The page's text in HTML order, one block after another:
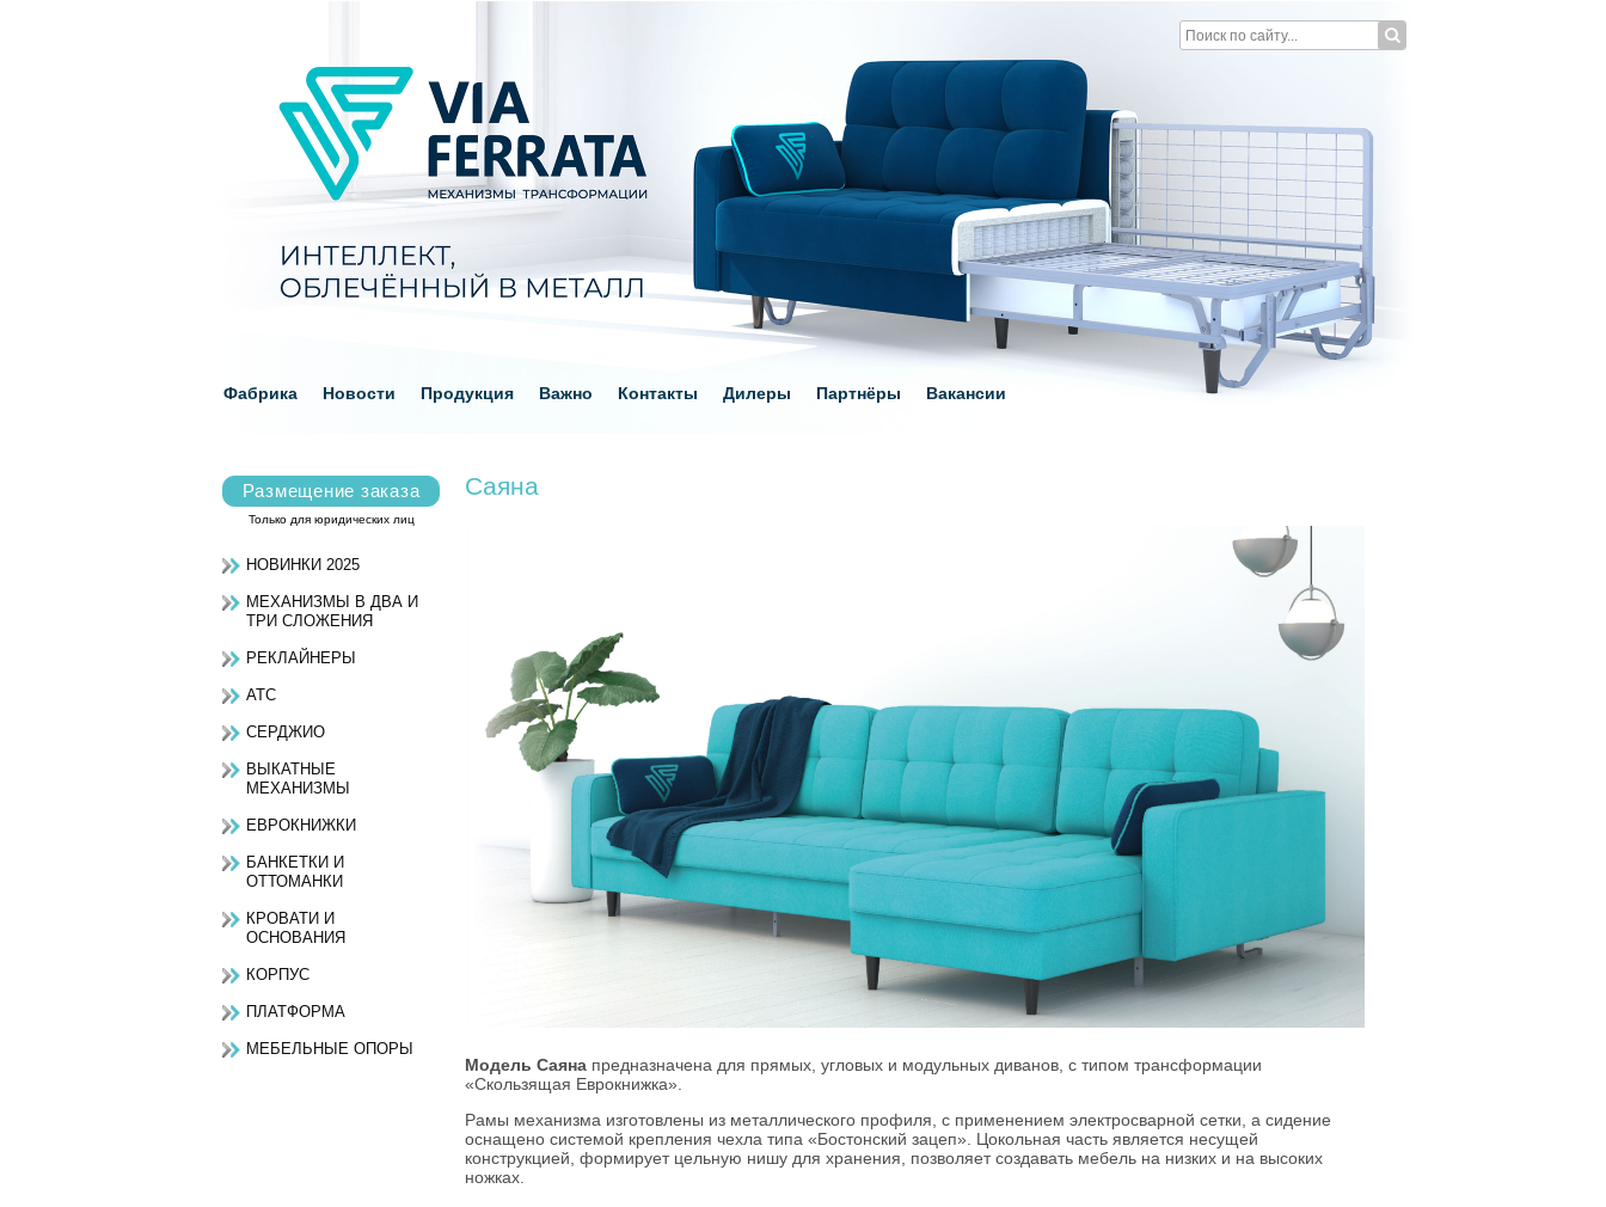
Фабрика Новости Продукция Важно Контакты Дилеры Партнёры Вакансии
Размещение заказа
Только для юридических лиц
НОВИНКИ 2025
МЕХАНИЗМЫ В ДВА И
ТРИ СЛОЖЕНИЯ
РЕКЛАЙНЕРЫ
АТС
СЕРДЖИО
ВЫКАТНЫЕ
МЕХАНИЗМЫ
ЕВРОКНИЖКИ
БАНКЕТКИ И
ОТТОМАНКИ
КРОВАТИ И
ОСНОВАНИЯ
КОРПУС
ПЛАТФОРМА
МЕБЕЛЬНЫЕ ОПОРЫ
Саяна
Модель Саяна предназначена для прямых, угловых и модульных диванов, с типом трансформации
«Скользящая Еврокнижка».
Рамы механизма изготовлены из металлического профиля, с применением электросварной сетки, а сидение
оснащено системой крепления чехла типа «Бостонский зацеп». Цокольная часть является несущей
конструкцией, формирует цельную нишу для хранения, позволяет создавать мебель на низких и на высоких
ножках.